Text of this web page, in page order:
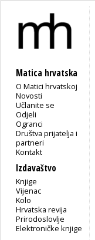
Matica hrvatska
O Matici hrvatskoj
Novosti
Učlanite se
Odjeli
Ogranci
Društva prijatelja i
partneri
Kontakt
Izdavaštvo
Knjige
Vijenac
Kolo
Hrvatska revija
Prirodoslovlje
Elektroničke knjige